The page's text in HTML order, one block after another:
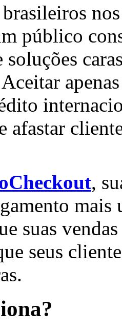
brasileiros
público
soluções
afastar
,
suas
seus